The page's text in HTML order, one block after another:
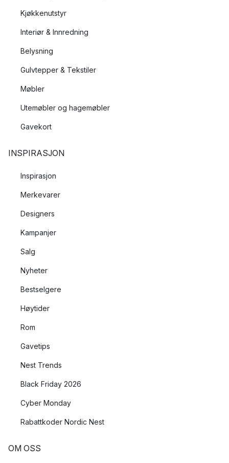
Kjøkkenutstyr
Interiør & Innredning
Belysning
Gulvtepper & Tekstiler
Møbler
Utemøbler og hagemøbler
Gavekort
INSPIRASJON
Inspirasjon
Merkevarer
Designers
Kampanjer
Salg
Nyheter
Bestselgere
Høytider
Rom
Gavetips
Nest Trends
Black Friday 2026
Cyber Monday
Rabattkoder Nordic Nest
OM OSS